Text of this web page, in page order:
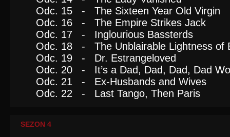
Odc. 15 - The Sixteen Year Old Virgin
Odc. 16 - The Empire Strikes Jack
Odc. 17 - Inglourious Bassterds
Odc. 18 - The Unblairable Lightness of
Odc. 19 - Dr. Estrangeloved
Odc. 20 - It’s a Dad, Dad, Dad, Dad
Odc. 21 - Ex-Husbands and Wives
Odc. 22 - Last Tango, Then Paris
SEZON 4